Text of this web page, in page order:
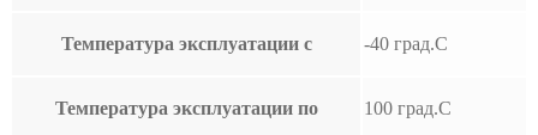
Температура эксплуатации с -40 град.C
Температура эксплуатации по 100 град.C